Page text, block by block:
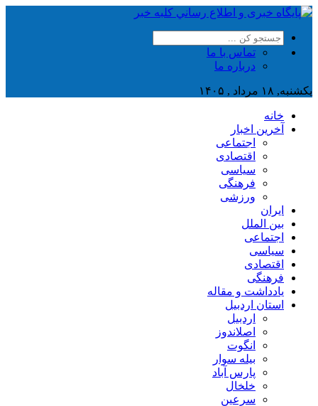
تماس با ما
درباره ما
یکشنبه, ۱۸ مرداد , ۱۴۰۵
خانه
آخرین اخبار
اجتماعی
اقتصادی
سیاسی
فرهنگی
ورزشی
ایران
بین الملل
اجتماعی
سیاسی
اقتصادی
فرهنگی
یادداشت و مقاله
استان اردبیل
اردبیل
اصلاندوز
انگوت
بیله سوار
پارس آباد
خلخال
سرعین